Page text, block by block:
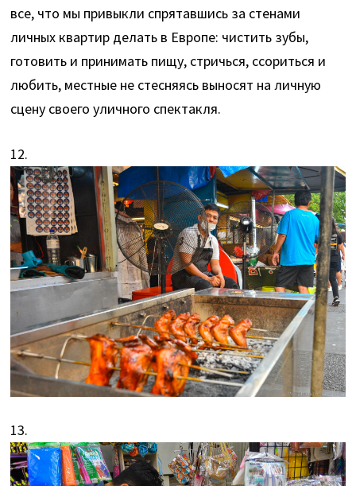
все, что мы привыкли спрятавшись за стенами
личных квартир делать в Европе: чистить зубы,
готовить и принимать пищу, стричься, ссориться и
любить, местные не стесняясь выносят на личную
сцену своего уличного спектакля.
12.
13.